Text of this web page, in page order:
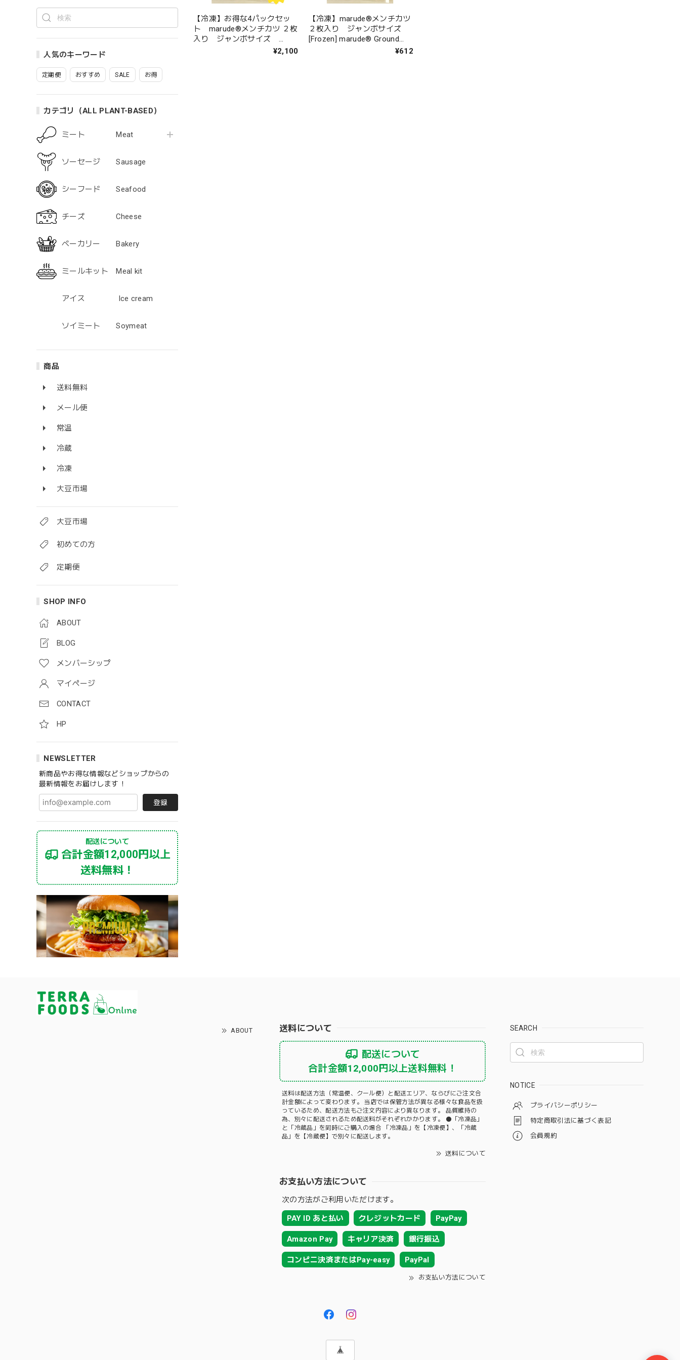
人気のキーワード
定期便 おすすめ SALE お得
カテゴリ（ALL PLANT-BASED）
ミート Meat
ソーセージ Sausage
シーフード Seafood
チーズ Cheese
ベーカリー Bakery
ミールキット Meal kit
アイス Ice cream
ソイミート Soymeat
商品
送料無料
メール便
常温
冷蔵
冷凍
大豆市場
大豆市場
初めての方
定期便
SHOP INFO
ABOUT
BLOG
メンバーシップ
マイページ
CONTACT
HP
NEWSLETTER
新商品やお得な情報などショップからの
最新情報をお届けします！
登録
配送について
合計金額12,000円以上
送料無料！
【冷凍】お得な4パックセッ
ト marude®︎メンチカツ ２枚
入り ジャンボサイズ
[Frozen] marude®︎ Ground¥2,100
【冷凍】marude®︎メンチカツ
２枚入り ジャンボサイズ
[Frozen] marude®︎ Ground
¥612
ABOUT 送料について
配送について
合計金額12,000円以上送料無料！
送料は配送方法（常温便、クール便）と配送エリア、ならびにご注文合
計金額によって変わります。 当店では保管方法が異なる様々な食品を扱
っているため、配送方法もご注文内容により異なります。 品質維持の
為、別々に配送されるため配送料がそれぞれかかります。 ⚫️「冷凍品」
と「冷蔵品」を同時にご購入の場合 「冷凍品」を【冷凍便】、「冷蔵
品」を【冷蔵便】で別々に配送します。
送料について
お支払い方法について
次の方法がご利用いただけます。
PAY ID あと払い クレジットカード PayPay
Amazon Pay キャリア決済 銀行振込
コンビニ決済またはPay-easy PayPal
お支払い方法について
SEARCH
NOTICE
プライバシーポリシー
特定商取引法に基づく表記
会員規約